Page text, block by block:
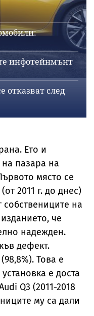
инфотейнмънт
отказват след
Ето и
на пазара на
място се
2011 г. до днес)
собствениците на
че
надежден.
дефект.
Това е
е доста
Q3 (2011-2018
му са дали